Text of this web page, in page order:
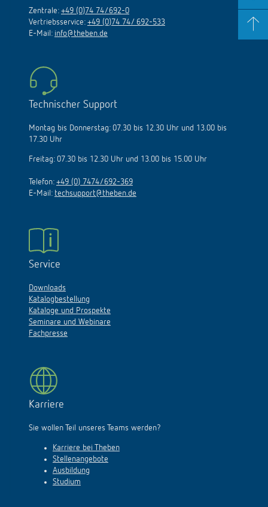
Zentrale: +49 (0)74 74/692-0
Vertriebsservice: +49 (0)74 74/ 692-533
E-Mail: info@theben.de
Technischer Support
Montag bis Donnerstag: 07.30 bis 12.30 Uhr und 13.00 bis
17.30 Uhr
Freitag: 07.30 bis 12.30 Uhr und 13.00 bis 15.00 Uhr
Telefon: +49 (0) 7474/692-369
E-Mail: techsupport@theben.de
Service
Downloads
Katalogbestellung
Kataloge und Prospekte
Seminare und Webinare
Fachpresse
Karriere
Sie wollen Teil unseres Teams werden?
Karriere bei Theben
Stellenangebote
Ausbildung
Studium